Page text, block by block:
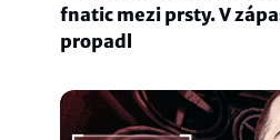
fnatic mezi prsty. V
propadl